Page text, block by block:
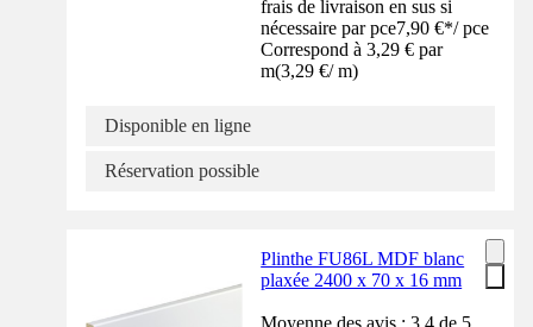
frais de livraison en sus si
nécessaire par pce7,90 €*/ pce
Correspond à 3,29 € par
m(3,29 €/ m)
Disponible en ligne
Réservation possible
Plinthe FU86L MDF blanc
plaxée 2400 x 70 x 16 mm
Moyenne des avis : 3.4 de 5